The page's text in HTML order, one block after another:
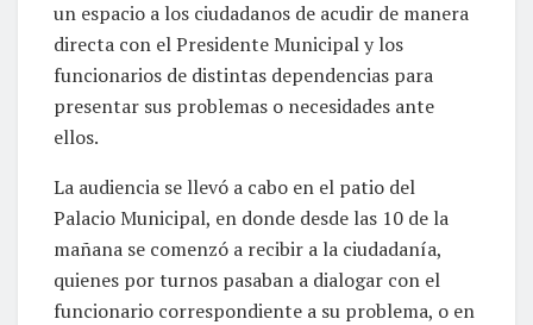
un espacio a los ciudadanos de acudir de manera
directa con el Presidente Municipal y los
funcionarios de distintas dependencias para
presentar sus problemas o necesidades ante
ellos.
La audiencia se llevó a cabo en el patio del
Palacio Municipal, en donde desde las 10 de la
mañana se comenzó a recibir a la ciudadanía,
quienes por turnos pasaban a dialogar con el
funcionario correspondiente a su problema, o en